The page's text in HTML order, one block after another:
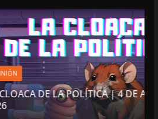
| 4 DE AGOSTO DE